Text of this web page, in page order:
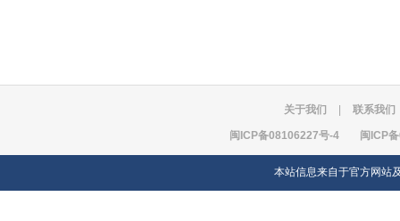
关于我们 联系我们
闽ICP备08106227号-4 闽ICP
本站信息来自于官方网站